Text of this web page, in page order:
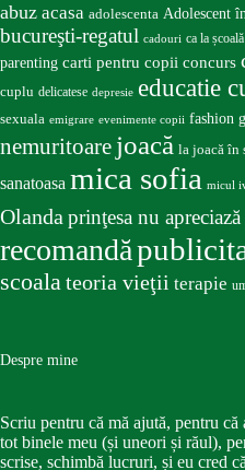
abuz acasa adolescenta Adolescent
bucureşti-regatul cadouri ca la școală
parenting carti pentru copii concurs
cuplu delicatese depresie educatie
sexuala emigrare evenimente copii fashion
nemuritoare joacă la joacă în
sanatoasa mica sofia micul
Olandaprinţesa nu apreciază
recomandă
scoalateoria vieţii terapie
Despre mine
Scriu pentru că mă ajută, pentru că
tot binele meu (și uneori și răul),
scrise, schimbă lucruri, și eu cred